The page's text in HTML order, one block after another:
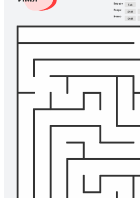
Создайте сплоченную команду с
лабиринт с помощью липких заметок.